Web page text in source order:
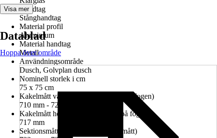
Handtag
Stånghandtag
Material profil
Aluminium
Material handtag
Metall
Användningsområde
Dusch, Golvplan dusch
Nominell storlek i cm
75 x 75 cm
Kakelmått vänster (glasrutans mitt på fogen)
710 mm - 724 mm
Kakelmått höger (glasrutans mitt på fogen)
717 mm
Sektionsmått vänster (duschkabinmått)
Visa mer
Datablad
Hoppa över område